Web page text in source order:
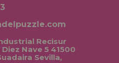
Recisur
Nave 5 41500
Sevilla,